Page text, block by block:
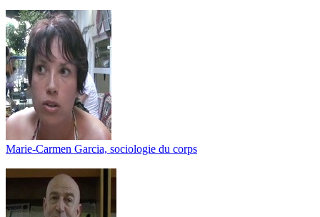
Marie-Carmen Garcia, sociologie du corps